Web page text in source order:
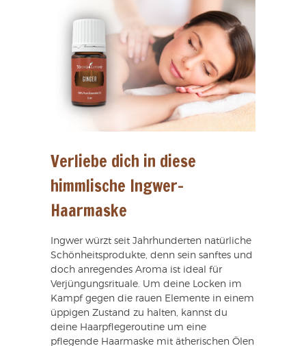
Verliebe dich in diese
himmlische Ingwer-
Haarmaske
Ingwer würzt seit Jahrhunderten natürliche
Schönheitsprodukte, denn sein sanftes und
doch anregendes Aroma ist ideal für
Verjüngungsrituale. Um deine Locken im
Kampf gegen die rauen Elemente in einem
üppigen Zustand zu halten, kannst du
deine Haarpflegeroutine um eine
pflegende Haarmaske mit ätherischen Ölen